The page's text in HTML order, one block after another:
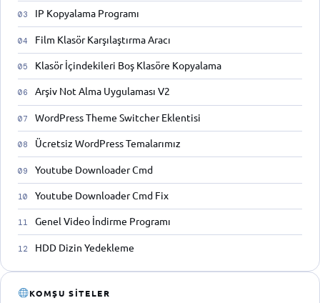
IP Kopyalama Programı
Film Klasör Karşılaştırma Aracı
Klasör İçindekileri Boş Klasöre Kopyalama
Arşiv Not Alma Uygulaması V2
WordPress Theme Switcher Eklentisi
Ücretsiz WordPress Temalarımız
Youtube Downloader Cmd
Youtube Downloader Cmd Fix
Genel Video İndirme Programı
HDD Dizin Yedekleme
KOMŞU SITELER